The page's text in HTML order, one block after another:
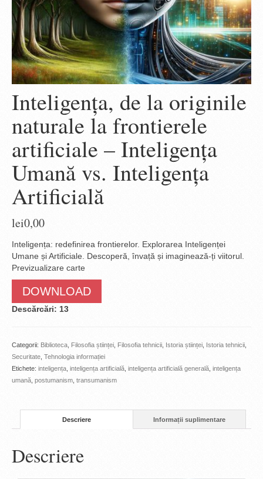
Inteligența, de la originile
naturale la frontierele
artificiale – Inteligența
Umană vs. Inteligența
Artificială
lei0,00
Inteligența: redefinirea frontierelor. Explorarea Inteligenței
Umane și Artificiale. Descoperă, învață și imaginează-ți viitorul.
Previzualizare carte
DOWNLOAD
Descărcări: 13
Categorii: Biblioteca Filosofia științei Filosofia tehnicii Istoria științei Istoria tehnicii
Securitate Tehnologia informației
Etichete: inteligența inteligența artificială inteligența artificială generală inteligența
umană postumanism transumanism
Descriere Informații suplimentare
Descriere